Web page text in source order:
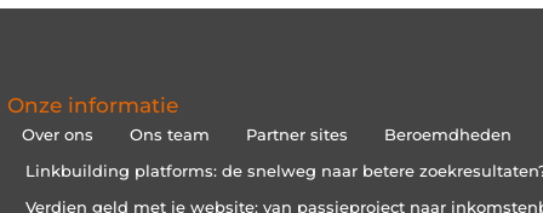
Onze informatie
Over ons Ons team Partner sites
Beroemdheden
Linkbuilding platforms: de snelweg naar betere
Verdien geld met je website: van passieproject naar